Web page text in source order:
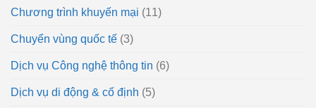
Chương trình khuyến mại (11)
Chuyển vùng quốc tế (3)
Dịch vụ Công nghệ thông tin (6)
Dịch vụ di động & cố định (5)